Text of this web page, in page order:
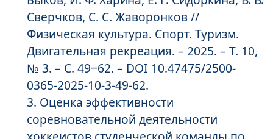
Сверчков, С. С. Жаворонков //
Физическая культура. Спорт. Туризм.
Двигательная рекреация. – 2025. – Т. 10,
№ 3. – С. 49‒62. – DOI 10.47475/2500-
0365-2025-10-3-49-62.
Оценка эффективности
соревновательной деятельности